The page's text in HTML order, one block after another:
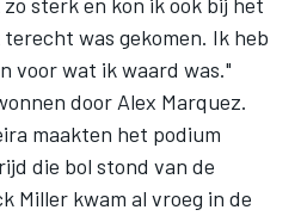
was gekomen. Ik heb
voor wat ik waard was."
door Alex Marquez.
maakten het podium
die bol stond van de
Miller kwam al vroeg in de